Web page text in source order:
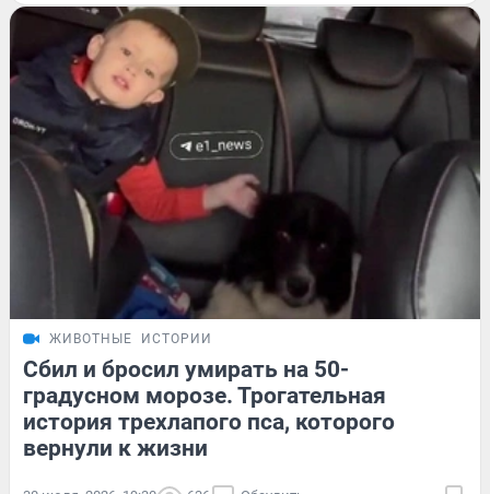
ЖИВОТНЫЕ ИСТОРИИ
Сбил и бросил умирать на 50-
градусном морозе. Трогательная
история трехлапого пса, которого
вернули к жизни